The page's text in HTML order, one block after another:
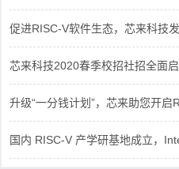
促进RISC-V软件生态，芯来科技
芯来科技2020春季校招社招全面启
升级“一分钱计划”，芯来助您开启
国内 RISC-V 产学研基地成立，